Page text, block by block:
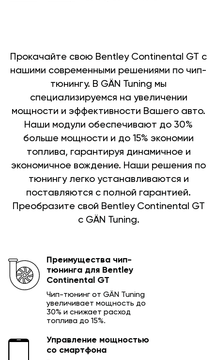
Прокачайте свою Bentley Continental GT с
нашими современными решениями по чип-
тюнингу. В GÄN Tuning мы
специализируемся на увеличении
мощности и эффективности Вашего авто.
Наши модули обеспечивают до 30%
больше мощности и до 15% экономии
топлива, гарантируя динамичное и
экономичное вождение. Наши решения по
тюнингу легко устанавливаются и
поставляются с полной гарантией.
Преобразите свой Bentley Continental GT
с GÄN Tuning.
Преимущества чип-
тюнинга для Bentley
Continental GT
Чип-тюнинг от GÄN Tuning
увеличивает мощность до
30% и снижает расход
топлива до 15%.
Управление мощностью
со смартфона